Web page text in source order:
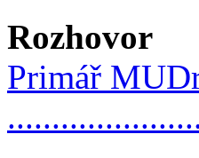
Rozhovor
Primář